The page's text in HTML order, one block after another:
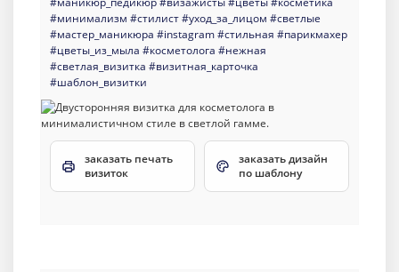
#минимализм #стилист#уход_за_лицом #светлые
#мастер_маникюра #instagram#стильная #парикмахер
#цветы_из_мыла #косметолога #нежная
#светлая_визитка #визитная_карточка
#шаблон_визитки
заказать печать
визиток
заказать дизайн
по шаблону